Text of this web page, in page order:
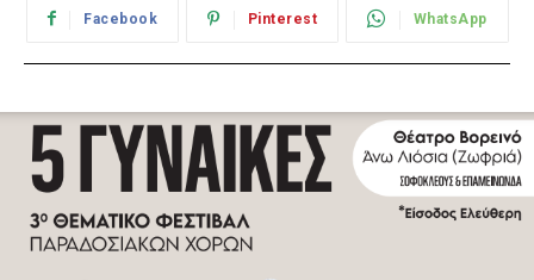
Facebook Pinterest WhatsApp